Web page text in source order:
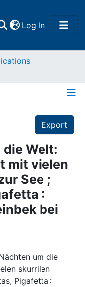
Log In(current)
Export
die Welt:
mit vielen
See ;
:
bei
um die
skurrilen
Pigafetta :